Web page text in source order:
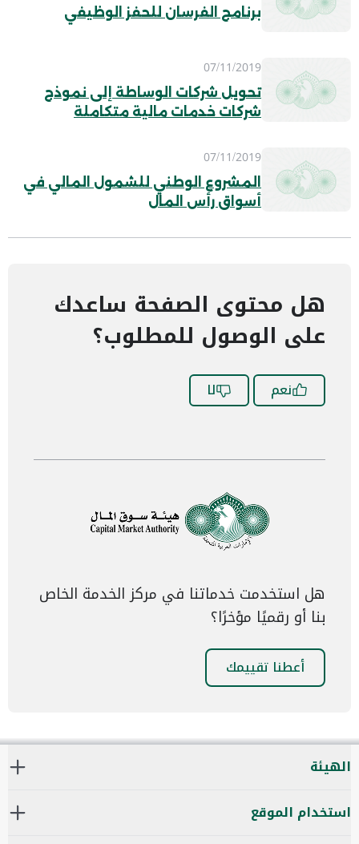
برنامج الفرسان للحفز الوظيفي
07/11/2019
تحويل شركات الوساطة إلى نموذج
شركات خدمات مالية متكاملة
07/11/2019
المشروع الوطني للشمول المالي في
أسواق رأس المال
هل محتوى الصفحة ساعدك
على الوصول للمطلوب؟
نعم لا
هل استخدمت خدماتنا في مركز الخدمة الخاص
بنا أو رقميًا مؤخرًا؟
أعطنا تقييمك
الهيئة
استخدام الموقع